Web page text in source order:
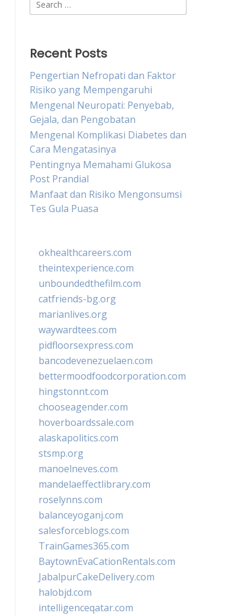
for:
Recent Posts
Pengertian Nefropati dan Faktor
Risiko yang Mempengaruhi
Mengenal Neuropati: Penyebab,
Gejala, dan Pengobatan
Mengenal Komplikasi Diabetes dan
Cara Mengatasinya
Pentingnya Memahami Glukosa
Post Prandial
Manfaat dan Risiko Mengonsumsi
Tes Gula Puasa
okhealthcareers.com
theintexperience.com
unboundedthefilm.com
catfriends-bg.org
marianlives.org
waywardtees.com
pidfloorsexpress.com
bancodevenezuelaen.com
bettermoodfoodcorporation.com
hingstonnt.com
chooseagender.com
hoverboardssale.com
alaskapolitics.com
stsmp.org
manoelneves.com
mandelaeffectlibrary.com
roselynns.com
balanceyoganj.com
salesforceblogs.com
TrainGames365.com
BaytownEvaCationRentals.com
JabalpurCakeDelivery.com
halobjd.com
intelligenceqatar.com